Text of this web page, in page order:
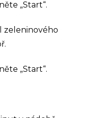
„Start“.
zeleninového
„Start“.